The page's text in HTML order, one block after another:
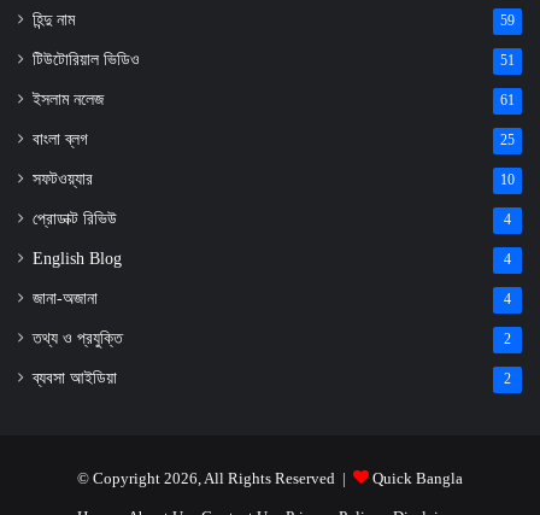
হিন্দু নাম 59
টিউটোরিয়াল ভিডিও 51
ইসলাম নলেজ 61
বাংলা ব্লগ 25
সফটওয়্যার 10
প্রোডাক্ট রিভিউ 4
English Blog 4
জানা-অজানা 4
তথ্য ও প্রযুক্তি 2
ব্যবসা আইডিয়া 2
© Copyright 2026, All Rights Reserved | Quick Bangla